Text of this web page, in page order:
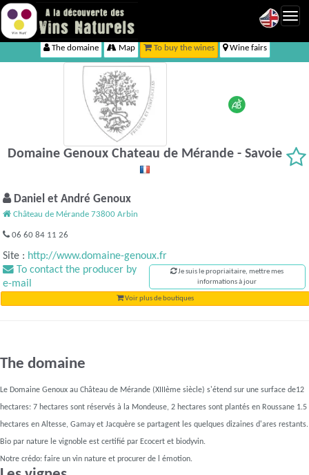
The domaine Map To buy the wines Wine fairs
Domaine Genoux Chateau de Mérande - Savoie
Daniel et André Genoux
Château de Mérande 73800 Arbin
06 60 84 11 26
Site : http://www.domaine-genoux.fr
To contact the producer by
e-mail
Je suis le propriaitaire, mettre mes
informations à jour
Voir plus de boutiques
The domaine
Le Domaine Genoux au Château de Mérande (XIIIème siècle) s'étend sur une surface de12
hectares: 7 hectares sont réservés à la Mondeuse, 2 hectares sont plantés en Roussane 1.5
hectares en Altesse, Gamay et Jacquère se partagent les quelques dizaines d'ares restants.
Bio par nature le vignoble est certifié par Ecocert et biodyvin.
Notre crédo: faire un vin nature et procurer de l émotion.